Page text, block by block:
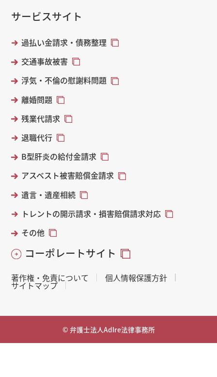
サービスサイト
過払い金請求・債務整理
交通事故被害
浮気・不倫の慰謝料問題
離婚問題
残業代請求
退職代行
B型肝炎の給付金請求
アスベスト被害賠償金請求
遺言・遺産相続
トレントの開示請求・損害賠償請求対応
その他
コーポレートサイト
著作権・免責について 個人情報保護方針
サイトマップ
© 弁護士法人AdIre法律事務所